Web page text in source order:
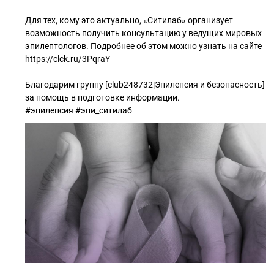
Для тех, кому это актуально, «Ситилаб» организует
возможность получить консультацию у ведущих мировых
эпилептологов. Подробнее об этом можно узнать на сайте
https://clck.ru/3PqraY
Благодарим группу [club248732|Эпилепсия и безопасность]
за помощь в подготовке информации.
#эпилепсия #эпи_ситилаб